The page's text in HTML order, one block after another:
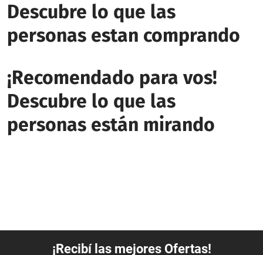
Descubre lo que las
personas estan comprando
¡Recomendado para vos!
Descubre lo que las
personas están mirando